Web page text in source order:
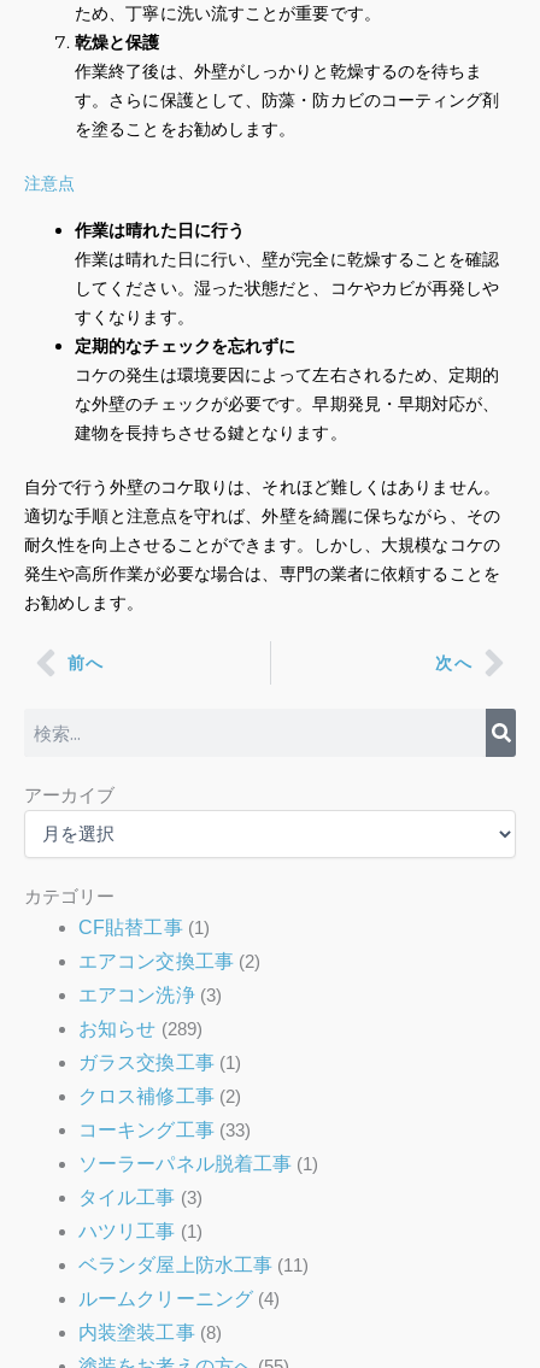
ため、丁寧に洗い流すことが重要です。
乾燥と保護
作業終了後は、外壁がしっかりと乾燥するのを待ちま
す。さらに保護として、防藻・防カビのコーティング剤
を塗ることをお勧めします。
注意点
作業は晴れた日に行う
作業は晴れた日に行い、壁が完全に乾燥することを確認
してください。湿った状態だと、コケやカビが再発しや
すくなります。
定期的なチェックを忘れずに
コケの発生は環境要因によって左右されるため、定期的
な外壁のチェックが必要です。早期発見・早期対応が、
建物を長持ちさせる鍵となります。
自分で行う外壁のコケ取りは、それほど難しくはありません。
適切な手順と注意点を守れば、外壁を綺麗に保ちながら、その
耐久性を向上させることができます。しかし、大規模なコケの
発生や高所作業が必要な場合は、専門の業者に依頼することを
お勧めします。
Prev
前へ 次へ
索
アーカイブ
ア
ー
イ
ブ
カテゴリー
CF貼替工事(1)
エアコン交換工事(2)
エアコン洗浄(3)
お知らせ (289)
ガラス交換工事(1)
クロス補修工事(2)
コーキング工事(33)
ソーラーパネル脱着工事 (1)
タイル工事 (3)
ハツリ工事 (1)
ベランダ屋上防水工事 (11)
ルームクリーニング(4)
内装塗装工事(8)